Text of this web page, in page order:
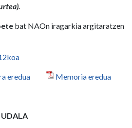
bat NAOn iragarkia argitaratzen
eredua Memoria eredua